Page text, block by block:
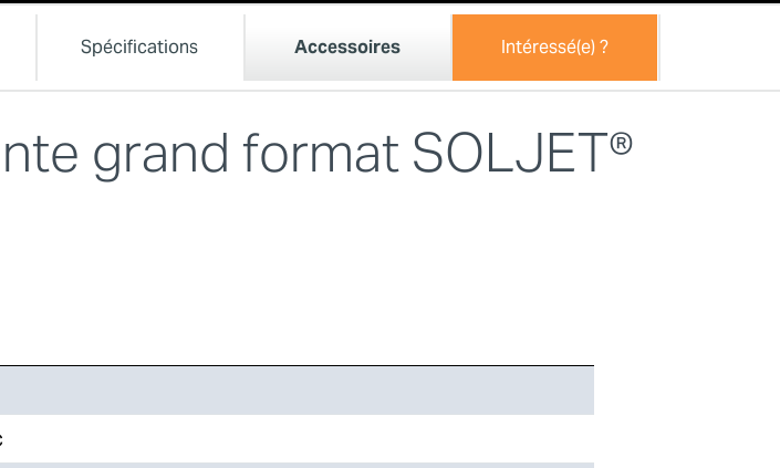
Spécifications Accessoires Intéressé(e) ?
grand format SOLJET®